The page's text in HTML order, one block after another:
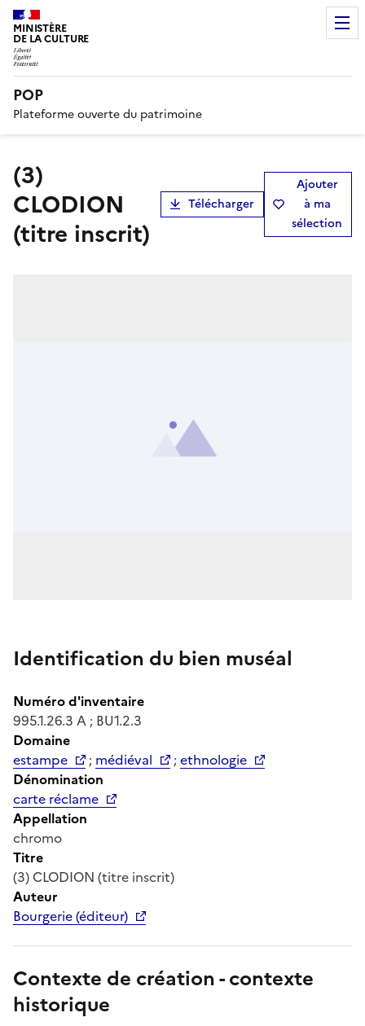
MINISTÈRE
DE LA CULTURE
POP
Plateforme ouverte du patrimoine
(3)
CLODION
(titre inscrit)
Télécharger
Ajouter
à ma
sélection
Identification du bien muséal
Numéro d'inventaire
995.1.26.3 A ; BU1.2.3
Domaine
estampe
; médiéval ;ethnologie
Dénomination
carte réclame
Appellation
chromo
Titre
(3) CLODION (titre inscrit)
Auteur
Bourgerie (éditeur)
Contexte de création - contexte
historique